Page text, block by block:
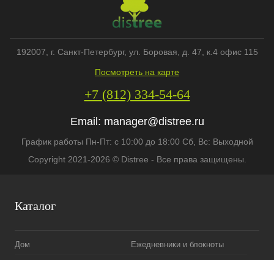
Каталог
Дом Ежедневники и блокноты
192007 , г. Санкт-Петербург, ул. Боровая, д. 47, к.4 офис 115
Посмотреть на карте
+7 (812) 334-54-64
Email: manager@distree.ru
График работы Пн-Пт: с 10:00 до 18:00 Сб, Вс: Выходной
Copyright 2021-2026 © Distree - Все права защищены.